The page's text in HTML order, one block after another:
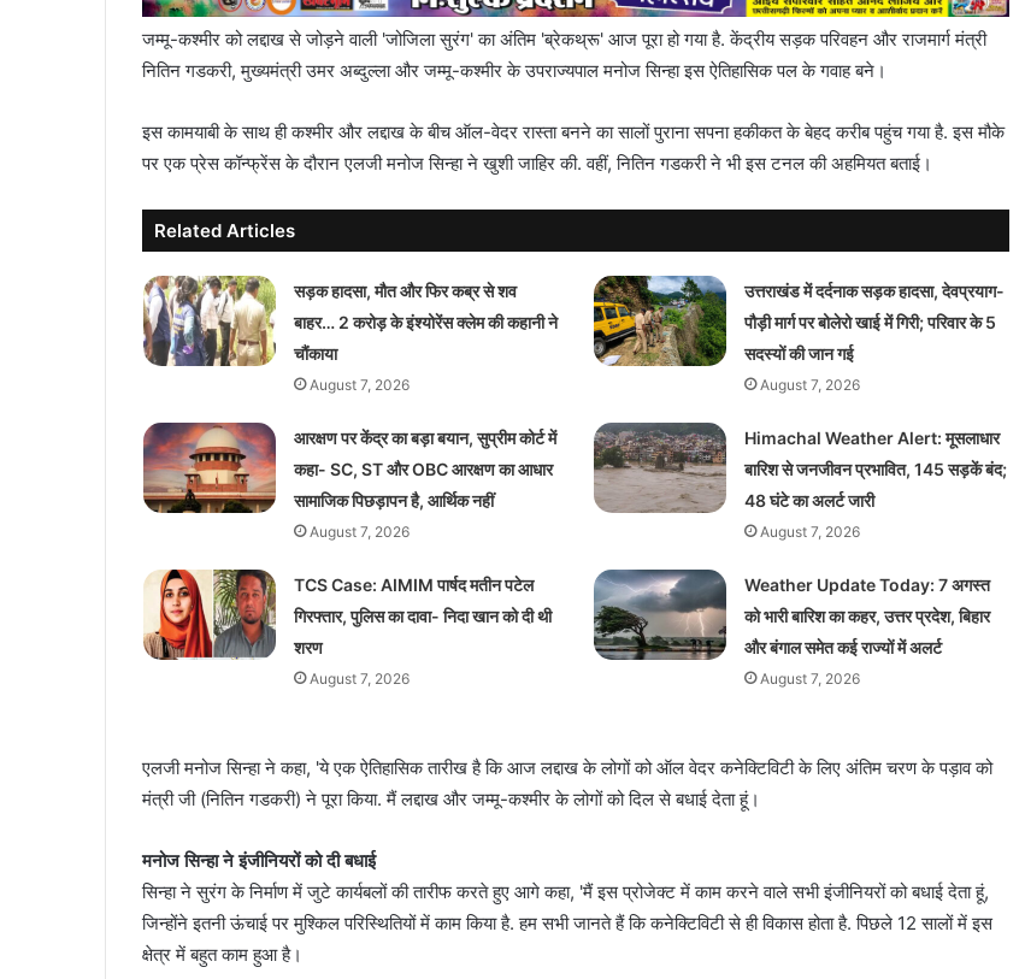
जम्मू-कश्मीर को लद्दाख से जोड़ने वाली 'जोजिला सुरंग' का अंतिम 'ब्रेकथ्रू' आज पूरा हो गया है. केंद्रीय सड़क परिवहन और राजमार्ग मंत्री
नितिन गडकरी, मुख्यमंत्री उमर अब्दुल्ला और जम्मू-कश्मीर के उपराज्यपाल मनोज सिन्हा इस ऐतिहासिक पल के गवाह बने।
इस कामयाबी के साथ ही कश्मीर और लद्दाख के बीच ऑल-वेदर रास्ता बनने का सालों पुराना सपना हकीकत के बेहद करीब पहुंच गया है. इस मौके
पर एक प्रेस कॉन्फ्रेंस के दौरान एलजी मनोज सिन्हा ने खुशी जाहिर की. वहीं, नितिन गडकरी ने भी इस टनल की अहमियत बताई।
Related Articles
सड़क हादसा, मौत और फिर कब्र से शव
बाहर… 2 करोड़ के इंश्योरेंस क्लेम की कहानी ने
चौंकाया
August 7, 2026
उत्तराखंड में दर्दनाक सड़क हादसा, देवप्रयाग-
पौड़ी मार्ग पर बोलेरो खाई में गिरी; परिवार के 5
सदस्यों की जान गई
August 7, 2026
आरक्षण पर केंद्र का बड़ा बयान, सुप्रीम कोर्ट में
कहा- SC, ST और OBC आरक्षण का आधार
सामाजिक पिछड़ापन है, आर्थिक नहीं
August 7, 2026
Himachal Weather Alert: मूसलाधार
बारिश से जनजीवन प्रभावित, 145 सड़कें बंद;
48 घंटे का अलर्ट जारी
August 7, 2026
TCS Case: AIMIM पार्षद मतीन पटेल
गिरफ्तार, पुलिस का दावा- निदा खान को दी थी
शरण
August 7, 2026
Weather Update Today: 7 अगस्त
को भारी बारिश का कहर, उत्तर प्रदेश, बिहार
और बंगाल समेत कई राज्यों में अलर्ट
August 7, 2026
एलजी मनोज सिन्हा ने कहा, 'ये एक ऐतिहासिक तारीख है कि आज लद्दाख के लोगों को ऑल वेदर कनेक्टिविटी के लिए अंतिम चरण के पड़ाव को
मंत्री जी (नितिन गडकरी) ने पूरा किया. मैं लद्दाख और जम्मू-कश्मीर के लोगों को दिल से बधाई देता हूं।
मनोज सिन्हा ने इंजीनियरों को दी बधाई
सिन्हा ने सुरंग के निर्माण में जुटे कार्यबलों की तारीफ करते हुए आगे कहा, 'मैं इस प्रोजेक्ट में काम करने वाले सभी इंजीनियरों को बधाई देता हूं,
जिन्होंने इतनी ऊंचाई पर मुश्किल परिस्थितियों में काम किया है. हम सभी जानते हैं कि कनेक्टिविटी से ही विकास होता है. पिछले 12 सालों में इस
क्षेत्र में बहुत काम हुआ है।